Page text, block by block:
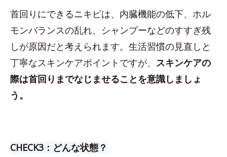
首回りにできるニキビは、内臓機能の低下、ホル
モンバランスの乱れ、シャンプーなどのすすぎ残
しが原因だと考えられます。生活習慣の見直しと
丁寧なスキンケアポイントですが、 スキンケアの
際は首回りまでなじませることを意識しましょ
う。
CHECK3：どんな状態？